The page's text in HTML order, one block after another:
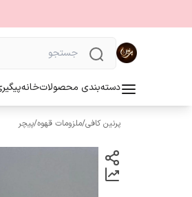
دسته‌بندی محصولاتخانه
پرنین کافی/ملزومات قهوه/پیچر